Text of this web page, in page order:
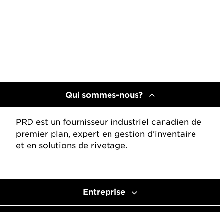
Qui sommes-nous?
PRD est un fournisseur industriel canadien de
premier plan, expert en gestion d'inventaire
et en solutions de rivetage.
Entreprise